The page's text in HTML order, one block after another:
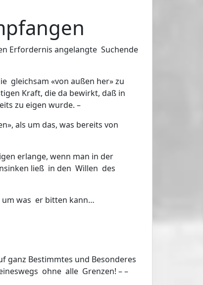
Erfordernis angelangte Suchende
gleichsam «von außen her» zu
Kraft, die da bewirkt, daß in
zu eigen wurde. –
als um das, was bereits von
erlange, wenn man in der
ließ in den Willen des
um was er bitten kann…
ganz Bestimmtes und Besonderes
ohne alle Grenzen! – –